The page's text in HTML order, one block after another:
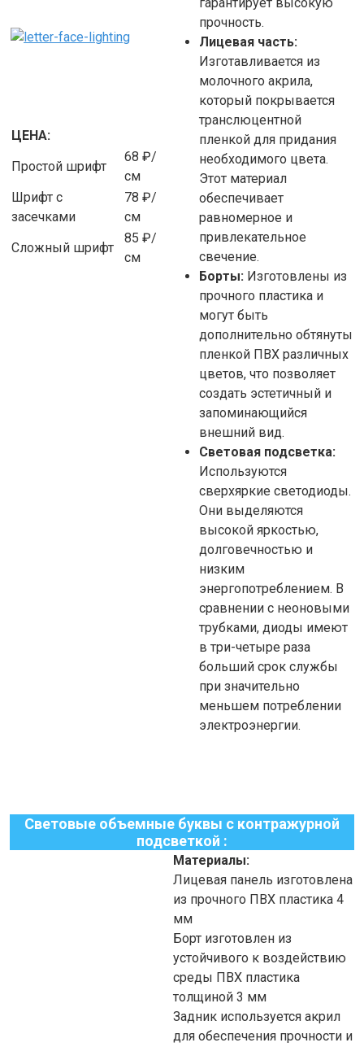
ЦЕНА:
Простой шрифт
68 ₽/
см
Шрифт с
засечками
78 ₽/
см
Сложный шрифт
85 ₽/
см
прочность.
Лицевая часть:
Изготавливается из
молочного акрила,
который покрывается
транслюцентной
пленкой для придания
необходимого цвета.
Этот материал
обеспечивает
равномерное и
привлекательное
свечение.
Борты: Изготовлены из
прочного пластика и
могут быть
дополнительно обтянуты
пленкой ПВХ различных
цветов, что позволяет
создать эстетичный и
запоминающийся
внешний вид.
Световая подсветка:
Используются
сверхяркие светодиоды.
Они выделяются
высокой яркостью,
долговечностью и
низким
энергопотреблением. В
сравнении с неоновыми
трубками, диоды имеют
в три-четыре раза
больший срок службы
при значительно
меньшем потреблении
электроэнергии.
Световые объемные буквы с контражурной
подсветкой :
Материалы:
Лицевая панель изготовлена
из прочного ПВХ пластика 4
мм
Борт изготовлен из
устойчивого к воздействию
среды ПВХ пластика
толщиной 3 мм
Задник используется акрил
для обеспечения прочности и